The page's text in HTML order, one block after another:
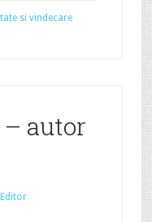
si vindecare
autor